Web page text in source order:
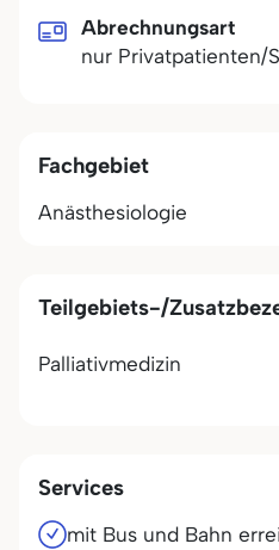
Abrechnungsart
nur Privatpatienten/
Fachgebiet
Anästhesiologie
Teilgebiets-/
Palliativmedizin
Services
mit Bus und Bahn